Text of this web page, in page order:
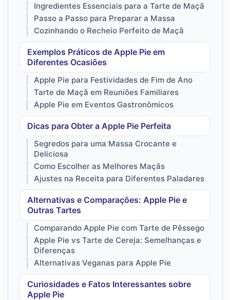
Ingredientes Essenciais para a Tarte de Maçã
Passo a Passo para Preparar a Massa
Cozinhando o Recheio Perfeito de Maçã
Exemplos Práticos de Apple Pie em
Diferentes Ocasiões
Apple Pie para Festividades de Fim de Ano
Tarte de Maçã em Reuniões Familiares
Apple Pie em Eventos Gastronômicos
Dicas para Obter a Apple Pie Perfeita
Segredos para uma Massa Crocante e
Deliciosa
Como Escolher as Melhores Maçãs
Ajustes na Receita para Diferentes Paladares
Alternativas e Comparações: Apple Pie e
Outras Tartes
Comparando Apple Pie com Tarte de Pêssego
Apple Pie vs Tarte de Cereja: Semelhanças e
Diferenças
Alternativas Veganas para Apple Pie
Curiosidades e Fatos Interessantes sobre
Apple Pie